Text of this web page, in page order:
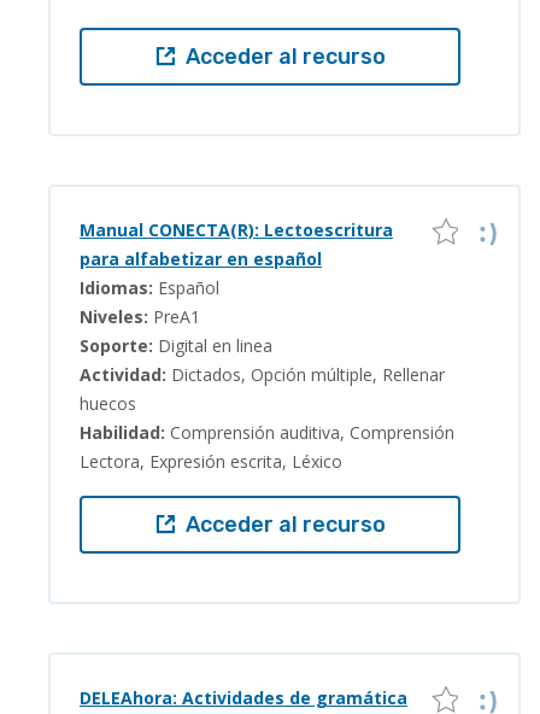
Acceder al recurso
Manual CONECTA(R): Lectoescritura
para alfabetizar en español
Idiomas: Español
Niveles: PreA1
Soporte: Digital en linea
Actividad: Dictados, Opción múltiple, Rellenar
huecos
Habilidad: Comprensión auditiva, Comprensión
Lectora, Expresión escrita, Léxico
Acceder al recurso
DELEAhora: Actividades de gramática